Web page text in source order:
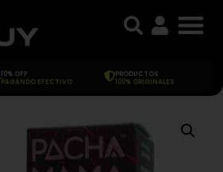
10% OFF
PAGANDO EFECTIVO
PRODUCTOS
100% ORIGINALES